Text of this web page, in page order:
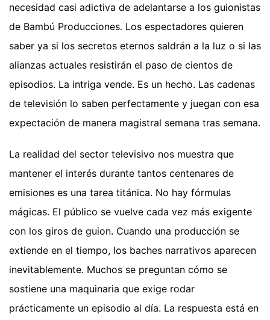
necesidad casi adictiva de adelantarse a los guionistas
de Bambú Producciones. Los espectadores quieren
saber ya si los secretos eternos saldrán a la luz o si las
alianzas actuales resistirán el paso de cientos de
episodios. La intriga vende. Es un hecho. Las cadenas
de televisión lo saben perfectamente y juegan con esa
expectación de manera magistral semana tras semana.
La realidad del sector televisivo nos muestra que
mantener el interés durante tantos centenares de
emisiones es una tarea titánica. No hay fórmulas
mágicas. El público se vuelve cada vez más exigente
con los giros de guion. Cuando una producción se
extiende en el tiempo, los baches narrativos aparecen
inevitablemente. Muchos se preguntan cómo se
sostiene una maquinaria que exige rodar
prácticamente un episodio al día. La respuesta está en